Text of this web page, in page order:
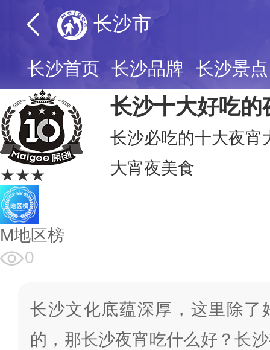
长沙市
长沙首页 长沙品牌 长沙景点
★★★
长沙十大好吃的
长沙必吃的十大夜宵
大宵夜美食
M地区榜
0
长沙文化底蕴深厚，这里除了
的，那长沙夜宵吃什么好？长